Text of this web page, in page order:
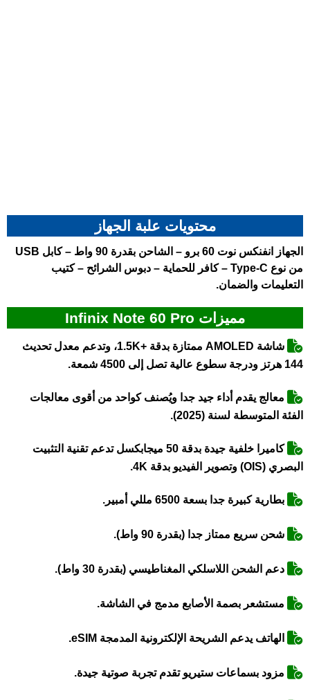
محتويات علبة الجهاز
الجهاز انفنكس نوت 60 برو
– الشاحن بقدرة 90 واط – كابل USB
من نوع Type-C – كافر للحماية – دبوس الشرائح – كتيب
التعليمات والضمان.
مميزات Infinix Note 60 Pro
شاشة AMOLED ممتازة بدقة +1.5K، وتدعم معدل تحديث
144 هرتز ودرجة سطوع عالية تصل إلى 4500 شمعة.
معالج يقدم أداء جيد جدا ويُصنف كواحد من أقوى معالجات
الفئة المتوسطة لسنة (2025).
كاميرا خلفية جيدة بدقة 50 ميجابكسل تدعم تقنية التثبيت
البصري (OIS) وتصوير الفيديو بدقة 4K.
بطارية كبيرة جدا بسعة 6500 مللي أمبير.
شحن سريع ممتاز جدا (بقدرة 90 واط).
دعم الشحن اللاسلكي المغناطيسي (بقدرة 30 واط).
مستشعر بصمة الأصابع مدمج في الشاشة.
الهاتف يدعم الشريحة الإلكترونية المدمجة eSIM.
مزود بسماعات ستيريو تقدم تجربة صوتية جيدة.